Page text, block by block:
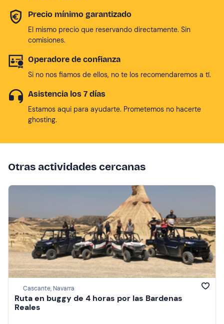
Precio mínimo garantizado
El mismo precio que reservando directamente. Sin
comisiones.
Operadore de confianza
Si no nos fiamos de ellos, no te los recomendaremos a tí.
Asistencia los 7 días
Estamos aqui para ayudarte. Prometemos no hacerte
ghosting.
Otras actividades cercanas
Cascante, Navarra
Ruta en buggy de 4 horas por las Bardenas
Reales